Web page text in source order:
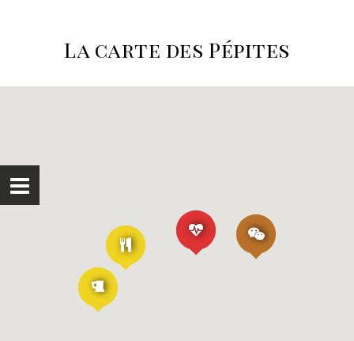
La carte des Pépites